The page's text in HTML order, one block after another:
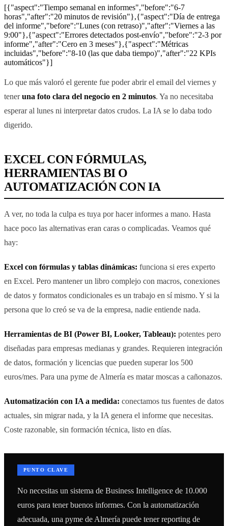
[{"aspect":"Tiempo semanal en informes","before":"6-7
horas","after":"20 minutos de revisión"},{"aspect":"Día de entrega
del informe","before":"Lunes (con retraso)","after":"Viernes a las
9:00"},{"aspect":"Errores detectados post-envío","before":"2-3 por
informe","after":"Cero en 3 meses"},{"aspect":"Métricas
incluidas","before":"8-10 (las que daba tiempo)","after":"22 KPIs
automáticos"}]
Lo que más valoró el gerente fue poder abrir el email del viernes y
teneruna foto clara del negocio en 2 minutos. Ya no necesitaba
esperar al lunes ni interpretar datos crudos. La IA se lo daba todo
digerido.
EXCEL CON FÓRMULAS,
HERRAMIENTAS BI O
AUTOMATIZACIÓN CON IA
A ver, no toda la culpa es tuya por hacer informes a mano. Hasta
hace poco las alternativas eran caras o complicadas. Veamos qué
hay:
Excel con fórmulas y tablas dinámicas: funciona si eres experto
en Excel. Pero mantener un libro complejo con macros, conexiones
de datos y formatos condicionales es un trabajo en sí mismo. Y si la
persona que lo creó se va de la empresa, nadie entiende nada.
Herramientas de BI (Power BI, Looker, Tableau): potentes pero
diseñadas para empresas medianas y grandes. Requieren integración
de datos, formación y licencias que pueden superar los 500
euros/mes. Para una pyme de Almería es matar moscas a cañonazos.
Automatización con IA a medida: conectamos tus fuentes de datos
actuales, sin migrar nada, y la IA genera el informe que necesitas.
Coste razonable, sin formación técnica, listo en días.
PUNTO CLAVE
No necesitas un sistema de Business Intelligence de 10.000
euros para tener buenos informes. Con la automatización
adecuada, una pyme de Almería puede tener reporting de